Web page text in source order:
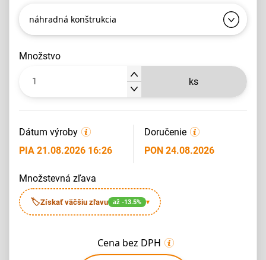
náhradná konštrukcia
množstvo
ks
Dátum výroby
PIA 21.08.2026 16:26
Doručenie
PON 24.08.2026
množstevná zľava
🏷Získať väčšiu zľavu až -13.5% ▾
Cena bez DPH